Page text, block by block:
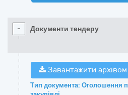
- Документи тендеру
Завантажити архівом
Тип документа: Оголошення